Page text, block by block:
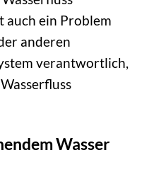
auch ein Problem
anderen
verantwortlich,
Wasser